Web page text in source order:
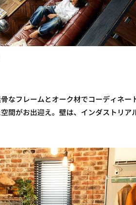
なフレームとオーク材でコーディネー
間がお出迎え。壁は、インダストリア